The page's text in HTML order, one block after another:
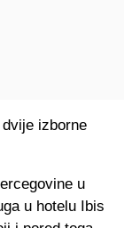
izborne
u
u hotelu Ibis